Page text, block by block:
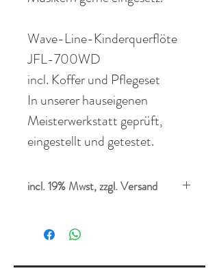
Wave-Line-Kinderquerflöte
JFL-700WD
incl. Koffer und Pflegeset
In unserer hauseigenen
Meisterwerkstatt geprüft,
eingestellt und getestet.
incl. 19% Mwst, zzgl. Versand